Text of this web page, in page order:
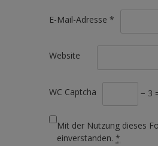
E-Mail-Adresse *
Website
WC Captcha − 3
Mit der Nutzung dieses
einverstanden. *